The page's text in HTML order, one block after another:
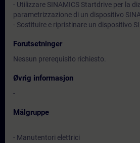
- Utilizzare SINAMICS Startdrive per la
parametrizzazione di un dispositivo
- Sostituire e ripristinare un dispositivo
Forutsetninger
Nessun prerequisito richiesto.
Øvrig informasjon
-
Målgruppe
- Manutentori elettrici